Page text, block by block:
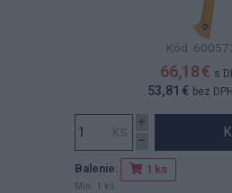
Kód:
66,18 € s
53,81 € bez DPH
Balenie: 1 ks
Min. 1 ks